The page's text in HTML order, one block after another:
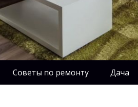
Советы по ремонту Дача